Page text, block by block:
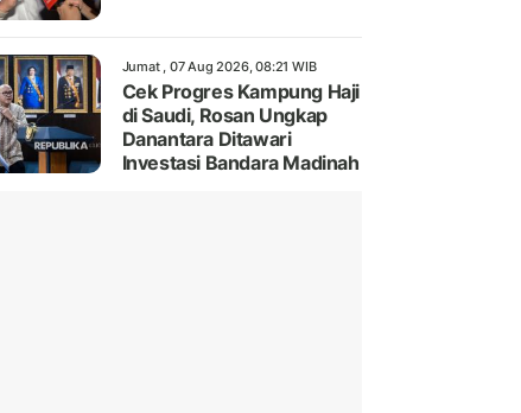
Jumat , 07 Aug 2026, 08:21 WIB
Cek Progres Kampung Haji
di Saudi, Rosan Ungkap
Danantara Ditawari
Investasi Bandara Madinah